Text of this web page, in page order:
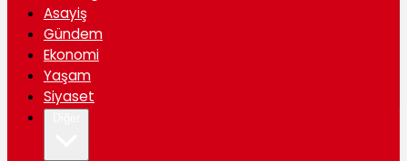
Asayiş
Gündem
Ekonomi
Yaşam
Siyaset